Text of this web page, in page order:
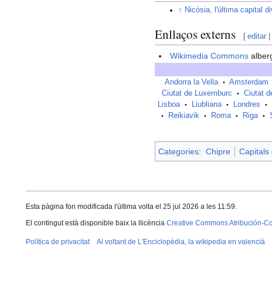
↑ Nicòsia, l'última capital
Enllaços externs [ editar
Wikimedia Commons
Andorra la Vella • Amsterdam
Ciutat de Luxemburc • Ciutat
Lisboa • Liubliana • Londres •
• Reikiavik • Roma • Riga •
Categories: Chipre Capitals
Esta pàgina fon modificada l'última volta el 25 jul 2026 a les 11:59.
El contingut està disponible baix la llicència Creative Commons Atribución-
Política de privacitat Al voltant de L'Enciclopèdia, la wikipedia en valencià